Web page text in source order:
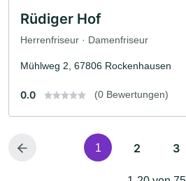
Rüdiger Hof
Herrenfriseur · Damenfriseur
Mühlweg 2, 67806 Rockenhausen
0.0 (0 Bewertungen)
1 2 3